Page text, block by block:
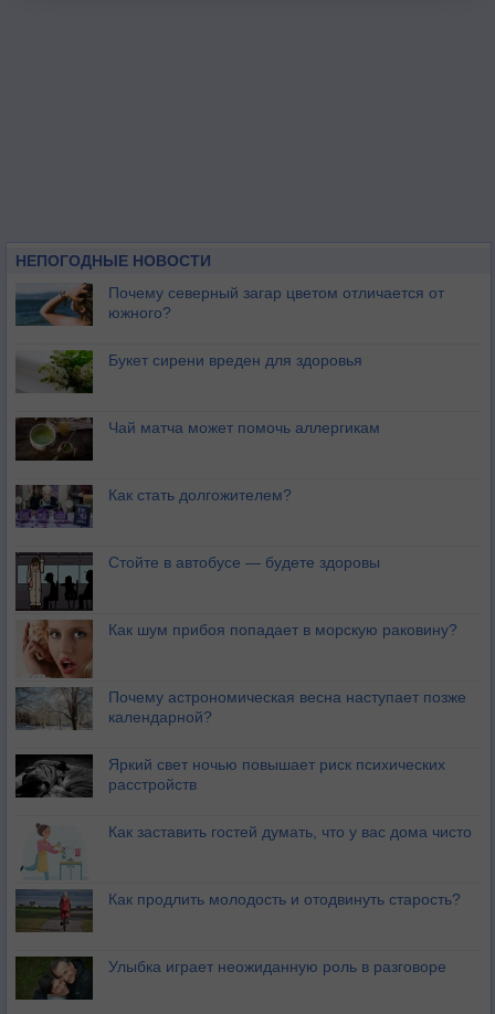
НЕПОГОДНЫЕ НОВОСТИ
Почему северный загар цветом отличается от
южного?
Букет сирени вреден для здоровья
Чай матча может помочь аллергикам
Как стать долгожителем?
Стойте в автобусе — будете здоровы
Как шум прибоя попадает в морскую раковину?
Почему астрономическая весна наступает позже
календарной?
Яркий свет ночью повышает риск психических
расстройств
Как заставить гостей думать, что у вас дома чисто
Как продлить молодость и отодвинуть старость?
Улыбка играет неожиданную роль в разговоре